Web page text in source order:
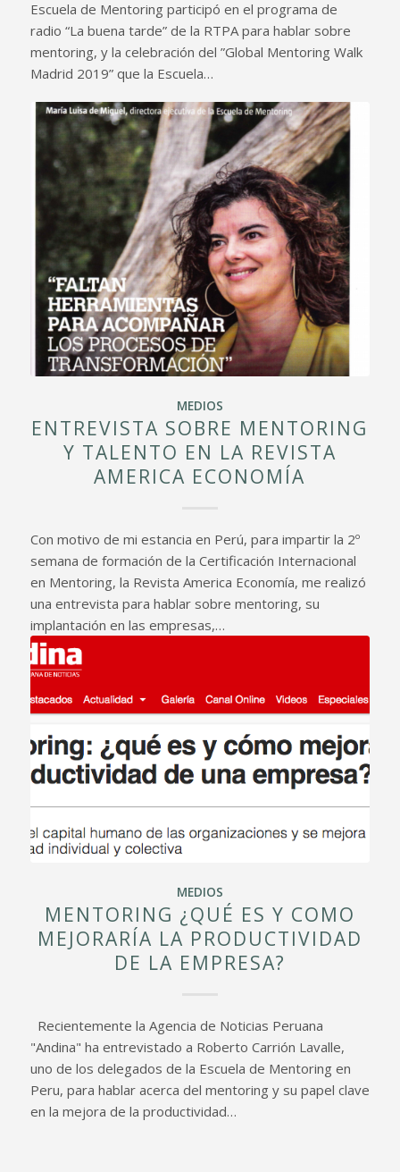
Escuela de Mentoring participó en el programa de
radio “La buena tarde” de la RTPA para hablar sobre
mentoring, y la celebración del ”Global Mentoring Walk
Madrid 2019” que la Escuela…
MEDIOS
ENTREVISTA SOBRE MENTORING
Y TALENTO EN LA REVISTA
AMERICA ECONOMÍA
Con motivo de mi estancia en Perú, para impartir la 2º
semana de formación de la Certificación Internacional
en Mentoring, la Revista America Economía, me realizó
una entrevista para hablar sobre mentoring, su
implantación en las empresas,…
MEDIOS
MENTORING ¿QUÉ ES Y COMO
MEJORARÍA LA PRODUCTIVIDAD
DE LA EMPRESA?
Recientemente la Agencia de Noticias Peruana
"Andina" ha entrevistado a Roberto Carrión Lavalle,
uno de los delegados de la Escuela de Mentoring en
Peru, para hablar acerca del mentoring y su papel clave
en la mejora de la productividad…